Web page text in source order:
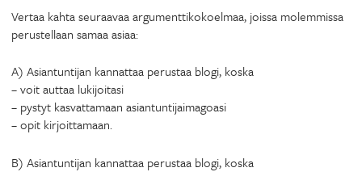
Vertaa kahta seuraavaa argumenttikokoelmaa, joissa molemmissa
perustellaan samaa asiaa:
A) Asiantuntijan kannattaa perustaa blogi, koska
– voit auttaa lukijoitasi
– pystyt kasvattamaan asiantuntijaimagoasi
– opit kirjoittamaan.
B) Asiantuntijan kannattaa perustaa blogi, koska